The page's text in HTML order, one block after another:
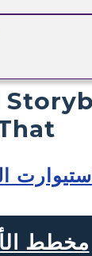
استيوارت
مخطط